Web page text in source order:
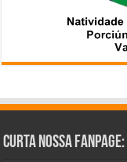
Curta Nossa Fanpage: